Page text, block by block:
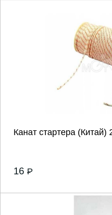
Канат стартера (Китай)
16 P